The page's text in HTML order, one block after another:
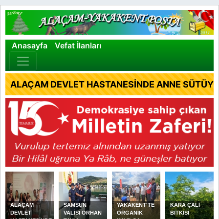
Anasayfa Vefat İlanları
ALAÇAM DEVLET HASTANESİNDE ANNE
ALAÇAM
DEVLET
SAMSUN
VALİSİ ORHAN
YAKAKENT'TE
ORGANİK
KARA ÇALI
BİTKİSİ
×